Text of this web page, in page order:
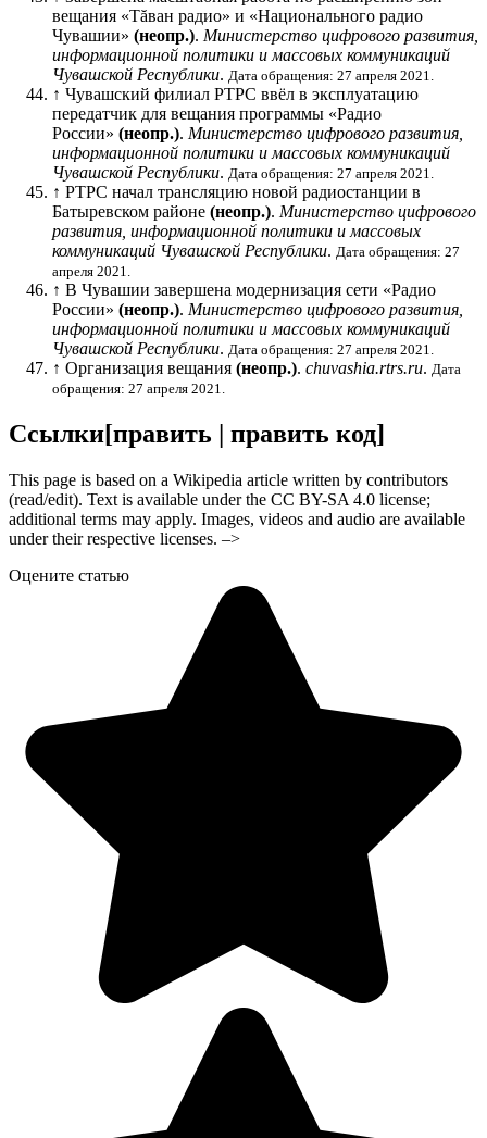
вещания «Тăван радио» и «Национального радио
Чувашии» (неопр.). Министерство цифрового развития,
информационной политики и массовых коммуникаций
Чувашской Республики. Дата обращения: 27 апреля 2021.
↑ Чувашский филиал РТРС ввёл в эксплуатацию
передатчик для вещания программы «Радио
России» (неопр.). Министерство цифрового развития,
информационной политики и массовых коммуникаций
Чувашской Республики. Дата обращения: 27 апреля 2021.
↑ РТРС начал трансляцию новой радиостанции в
Батыревском районе (неопр.). Министерство цифрового
развития, информационной политики и массовых
коммуникаций Чувашской Республики. Дата обращения: 27
апреля 2021.
↑ В Чувашии завершена модернизация сети «Радио
России» (неопр.). Министерство цифрового развития,
информационной политики и массовых коммуникаций
Чувашской Республики. Дата обращения: 27 апреля 2021.
↑ Организация вещания (неопр.). chuvashia.rtrs.ru. Дата
обращения: 27 апреля 2021.
Ссылки[править | править код]
This page is based on a Wikipedia article written by contributors
(read/edit). Text is available under the CC BY-SA 4.0 license;
additional terms may apply. Images, videos and audio are available
under their respective licenses. –>
Оцените статью